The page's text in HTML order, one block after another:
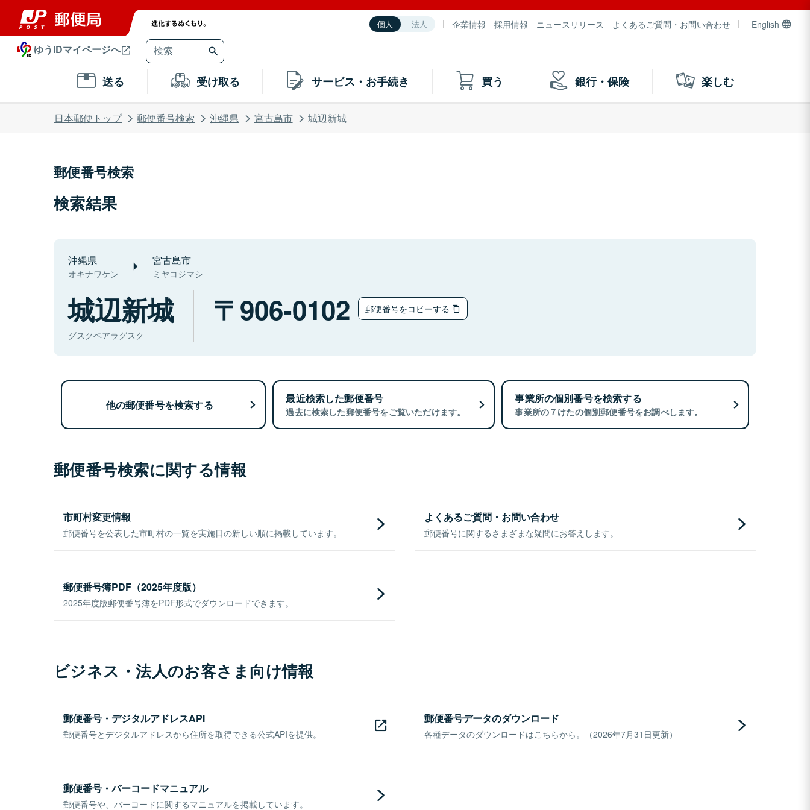
個人 法人 企業情報 採用情報 ニュースリリース よくあるご質問・お問い合わせ English
ゆうIDマイページへ
送る 受け取る サービス・お手続き 買う 銀行・保険 楽しむ
日本郵便トップ 郵便番号検索 沖縄県 宮古島市 城辺新城
郵便番号検索
検索結果
沖縄県
オキナワケン
宮古島市
ミヤコジマシ
城辺新城
グスクベアラグスク
906-0102 郵便番号をコピーする
他の郵便番号を検索する 最近検索した郵便番号
過去に検索した郵便番号をご覧いただけます。
事業所の個別番号を検索する
事業所の７けたの個別郵便番号をお調べします。
郵便番号検索に関する情報
市町村変更情報
郵便番号を公表した市町村の一覧を実施日の新しい順に掲載しています。
よくあるご質問・お問い合わせ
郵便番号に関するさまざまな疑問にお答えします。
郵便番号簿PDF（2025年度版）
2025年度版郵便番号簿をPDF形式でダウンロードできます。
ビジネス・法人のお客さま向け情報
郵便番号・デジタルアドレスAPI
郵便番号とデジタルアドレスから住所を取得できる公式APIを提供。
郵便番号データのダウンロード
各種データのダウンロードはこちらから。（2026年7月31日更新）
郵便番号・バーコードマニュアル
郵便番号や、バーコードに関するマニュアルを掲載しています。